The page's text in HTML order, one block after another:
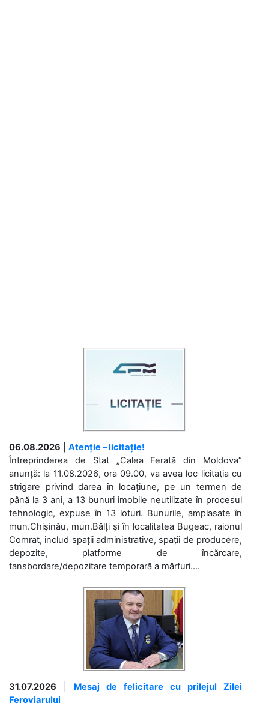
06.08.2026
Atenție – licitație!
Întreprinderea de Stat „Calea Ferată din Moldova”
anunță: la 11.08.2026, ora 09.00, va avea loc licitaţia cu
strigare privind darea în locațiune, pe un termen de
până la 3 ani, a 13 bunuri imobile neutilizate în procesul
tehnologic, expuse în 13 loturi. Bunurile, amplasate în
mun.Chișinău, mun.Bălți și în localitatea Bugeac, raionul
Comrat, includ spații administrative, spații de producere,
depozite, platforme de încărcare,
tansbordare/depozitare temporară a mărfuri....
31.07.2026
Mesaj de felicitare cu prilejul Zilei
Feroviarului